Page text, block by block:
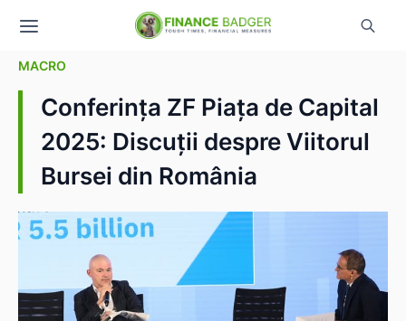
MACRO
Conferința ZF Piața de Capital
2025: Discuții despre Viitorul
Bursei din România